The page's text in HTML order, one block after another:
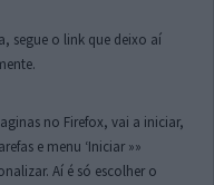
segue o link que deixo aí
no Firefox, vai a iniciar,
e menu ‘Iniciar »»
Aí é só escolher o